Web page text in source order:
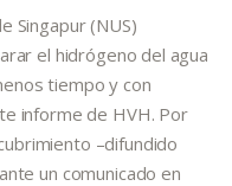
Singapur (NUS)
el hidrógeno del agua
tiempo y con
informe de HVH. Por
–difundido
un comunicado en